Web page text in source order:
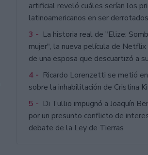
artificial reveló cuáles serían los
latinoamericanos en ser derrotados
3 - La historia real de "Elize:
mujer", la nueva película de
de una esposa que descuartizó a
4 - Ricardo Lorenzetti se metió
sobre la inhabilitación de Cristina
5 - Di Tullio impugnó a Joaquín
por un presunto conflicto de
debate de la Ley de Tierras